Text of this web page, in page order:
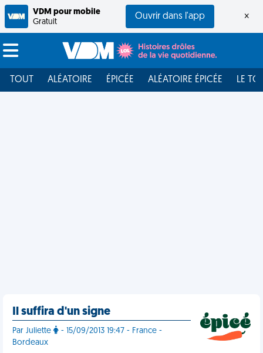
VDM pour mobile
Gratuit
Ouvrir dans l'app ×
TOUT ALÉATOIRE ÉPICÉE ALÉATOIRE ÉPICÉE LE
Il suffira d'un signe
Par Juliette
- 15/09/2013 19:47 - France -
Bordeaux